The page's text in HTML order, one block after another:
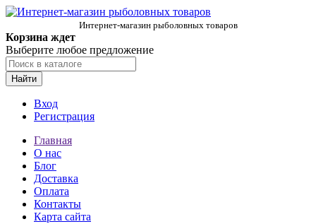
Интернет-магазин рыболовных товаров
Корзина ждет
Выберите любое предложение
Найти
Вход
Регистрация
Главная
О нас
Блог
Доставка
Оплата
Контакты
Карта сайта